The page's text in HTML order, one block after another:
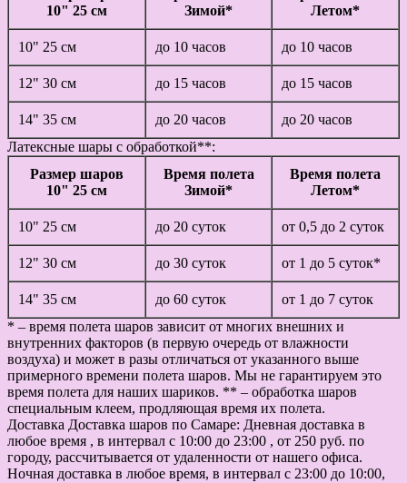
10" 25 см
Зимой*
Летом*
10" 25 см до 10 часов до 10 часов
12" 30 см до 15 часов до 15 часов
14" 35 см до 20 часов
до 20 часов
Латексные шары с обработкой**:
Размер шаров
10" 25 см
Время полета
Зимой*
Время полета
Летом*
10" 25 см до 20 суток от 0,5 до 2 суток
12" 30 см до 30 суток от 1 до 5 суток*
14" 35 см до 60 суток
от 1 до 7 суток
* – время полета шаров зависит от многих внешних и
внутренних факторов (в первую очередь от влажности
воздуха) и может в разы отличаться от указанного выше
примерного времени полета шаров. Мы не гарантируем это
время полета для наших шариков. ** – обработка шаров
специальным клеем, продляющая время их полета.
Доставка Доставка шаров по Самаре: Дневная доставка в
любое время , в интервал с 10:00 до 23:00 , от 250 руб. по
городу, рассчитывается от удаленности от нашего офиса.
Ночная доставка в любое время, в интервал с 23:00 до 10:00,